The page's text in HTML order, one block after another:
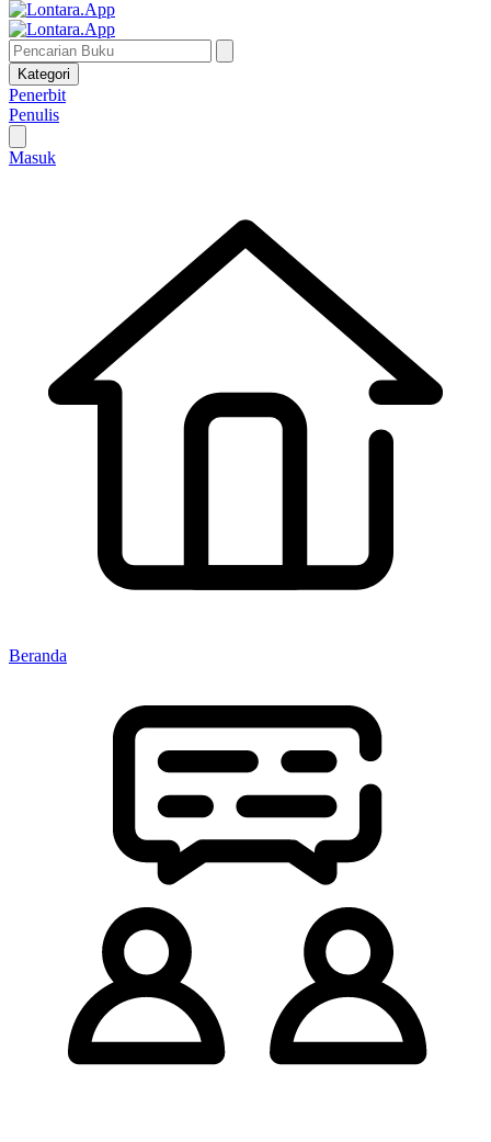
Kategori
Penerbit
Penulis
Masuk
Beranda